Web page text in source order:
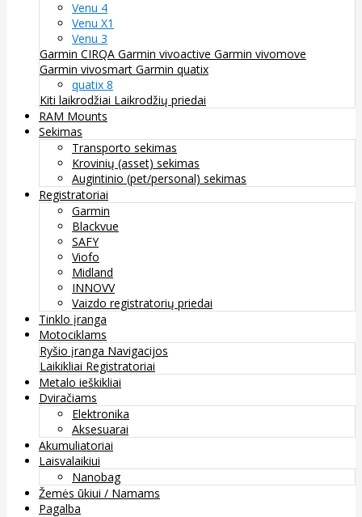
Venu 4
Venu X1
Venu 3
Garmin CIRQA Garmin vivoactive Garmin vivomove
Garmin vivosmart Garmin quatix
quatix 8
Kiti laikrodžiai Laikrodžių priedai
RAM Mounts
Sekimas
Transporto sekimas
Krovinių (asset) sekimas
Augintinio (pet/personal) sekimas
Registratoriai
Garmin
Blackvue
SAFY
Viofo
Midland
INNOVV
Vaizdo registratorių priedai
Tinklo įranga
Motociklams
Ryšio įranga Navigacijos
Laikikliai Registratoriai
Metalo ieškikliai
Dviračiams
Elektronika
Aksesuarai
Akumuliatoriai
Laisvalaikiui
Nanobag
Žemės ūkiui / Namams
Pagalba